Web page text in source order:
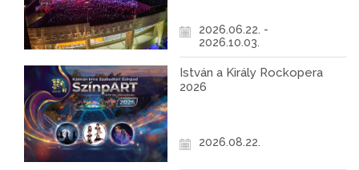
2026.06.22. -
2026.10.03.
István a Király Rockopera
2026
2026.08.22.